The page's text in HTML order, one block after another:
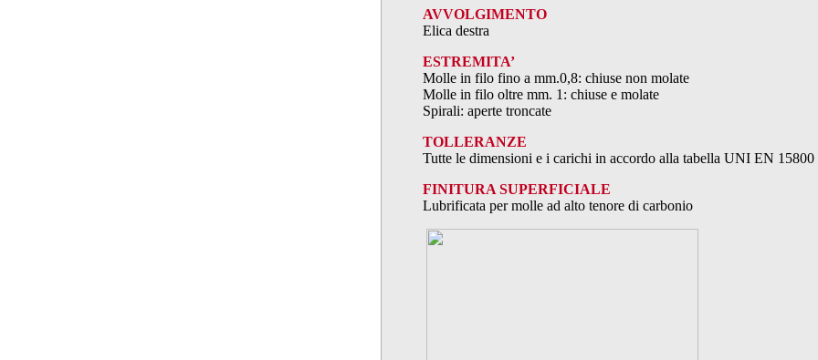
AVVOLGIMENTO
Elica destra
ESTREMITA’
Molle in filo fino a mm.0,8: chiuse non molate
Molle in filo oltre mm. 1: chiuse e molate
Spirali: aperte troncate
TOLLERANZE
Tutte le dimensioni e i carichi in accordo alla tabella UNI EN 15800
FINITURA SUPERFICIALE
Lubrificata per molle ad alto tenore di carbonio